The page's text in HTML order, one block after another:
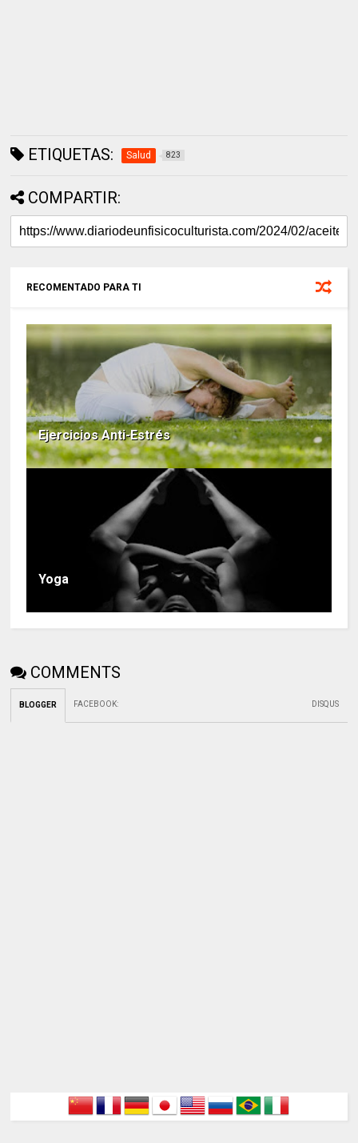
ETIQUETAS: Salud 823
COMPARTIR:
RECOMENTADO PARA TI
Ejercicios Anti-Estrés
Yoga
COMMENTS
BLOGGER FACEBOOK: DISQUS